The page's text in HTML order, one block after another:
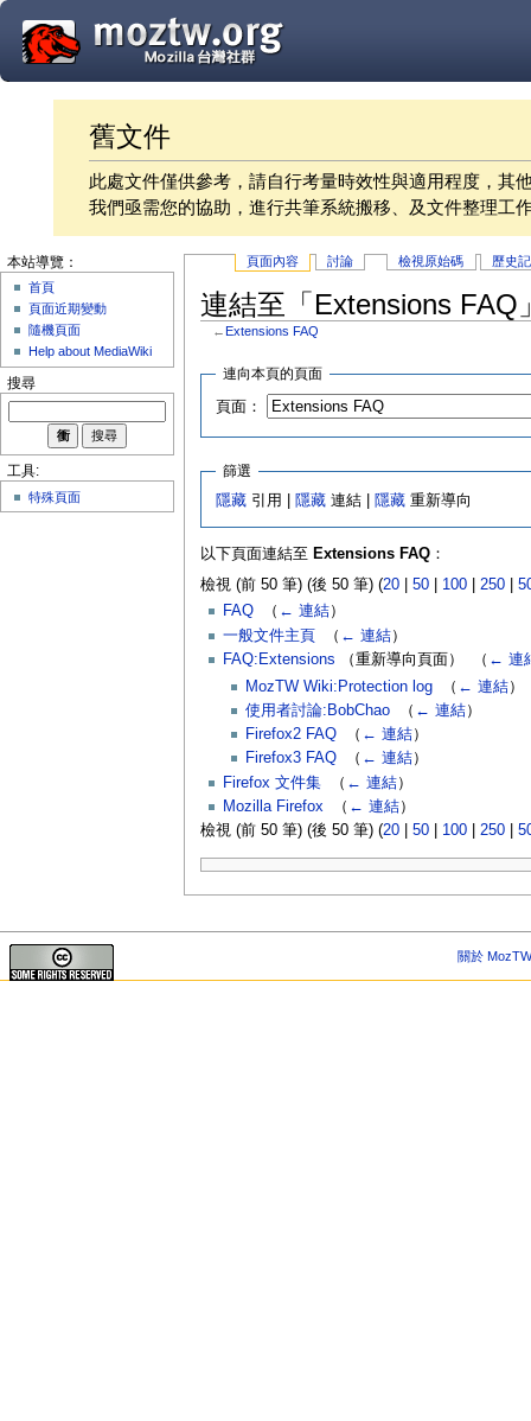
舊文件
此處文件僅供參考，請自行考量時效性與適用程度，其
我們亟需您的協助，進行共筆系統搬移、及文件整理工
頁面內容 討論 檢視原始碼 歷史
連結至「Extensions FAQ
← Extensions FAQ
連向本頁的頁面
頁面：
篩選
隱藏 引用 | 隱藏 連結 | 隱藏 重新導向
以下頁面連結至 Extensions FAQ：
檢視 (前 50 筆) (後 50 筆) (20| 50| 100| 250|
FAQ‎ （ ← 連結）
一般文件主頁‎ （ ← 連結）
FAQ:Extensions （重新導向頁面） ‎ （ ← 連
MozTW Wiki:Protection log‎ （ ← 連結）
使用者討論:BobChao‎ （ ← 連結）
Firefox2 FAQ‎ （ ← 連結）
Firefox3 FAQ‎ （ ← 連結）
Firefox 文件集‎ （ ← 連結）
Mozilla Firefox‎ （ ← 連結）
檢視 (前 50 筆) (後 50 筆) (20| 50| 100| 250|
本站導覽：
首頁
頁面近期變動
隨機頁面
Help about MediaWiki
搜尋
工具:
特殊頁面
關於